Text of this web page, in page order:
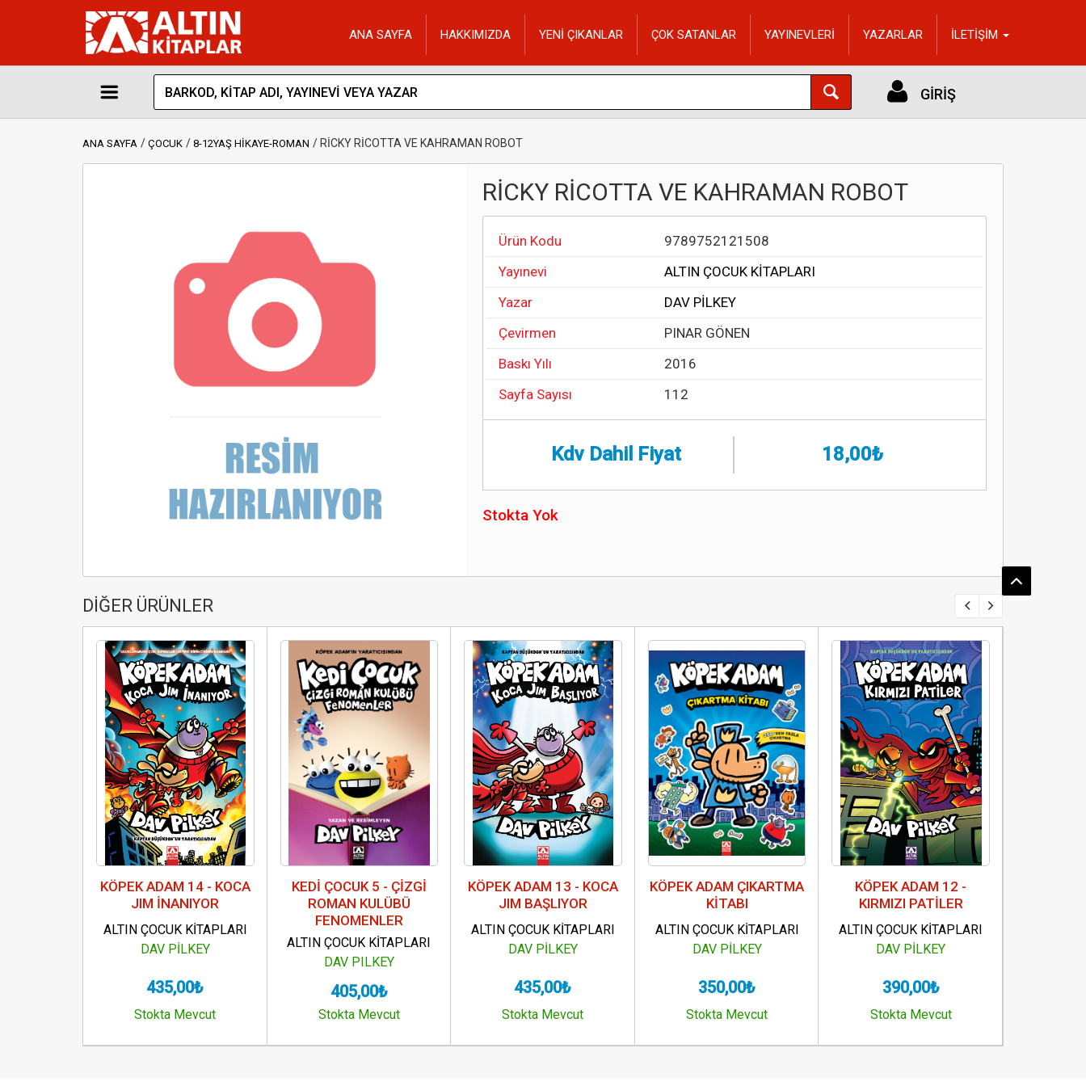
ANA SAYFA HAKKIMIZDA YENİ ÇIKANLAR ÇOK SATANLAR YAYINEVLERİ YAZARLAR İLETİŞİM
GİRİŞ
ANA SAYFA ÇOCUK 8-12YAŞ HİKAYE-ROMAN RİCKY RİCOTTA VE KAHRAMAN ROBOT
RİCKY RİCOTTA VE KAHRAMAN ROBOT
Ürün Kodu
9789752121508
Yayınevi
ALTIN ÇOCUK KİTAPLARI
Yazar
DAV PİLKEY
Çevirmen
PINAR GÖNEN
Baskı Yılı
2016
Sayfa Sayısı
112
Kdv Dahil Fiyat 18,00₺
Stokta Yok
DİĞER ÜRÜNLER
KÖPEK ADAM 14 - KOCA
JIM İNANIYOR
ALTIN ÇOCUK KİTAPLARI
DAV PİLKEY
435,00₺
Stokta Mevcut
KEDİ ÇOCUK 5 - ÇİZGİ
ROMAN KULÜBÜ
FENOMENLER
ALTIN ÇOCUK KİTAPLARI
DAV PILKEY
405,00₺
Stokta Mevcut
KÖPEK ADAM 13 - KOCA
JIM BAŞLIYOR
ALTIN ÇOCUK KİTAPLARI
DAV PİLKEY
435,00₺
Stokta Mevcut
KÖPEK ADAM ÇIKARTMA
KİTABI
ALTIN ÇOCUK KİTAPLARI
DAV PİLKEY
350,00₺
Stokta Mevcut
KÖPEK ADAM 12 -
KIRMIZI PATİLER
ALTIN ÇOCUK KİTAPLARI
DAV PİLKEY
390,00₺
Stokta Mevcut